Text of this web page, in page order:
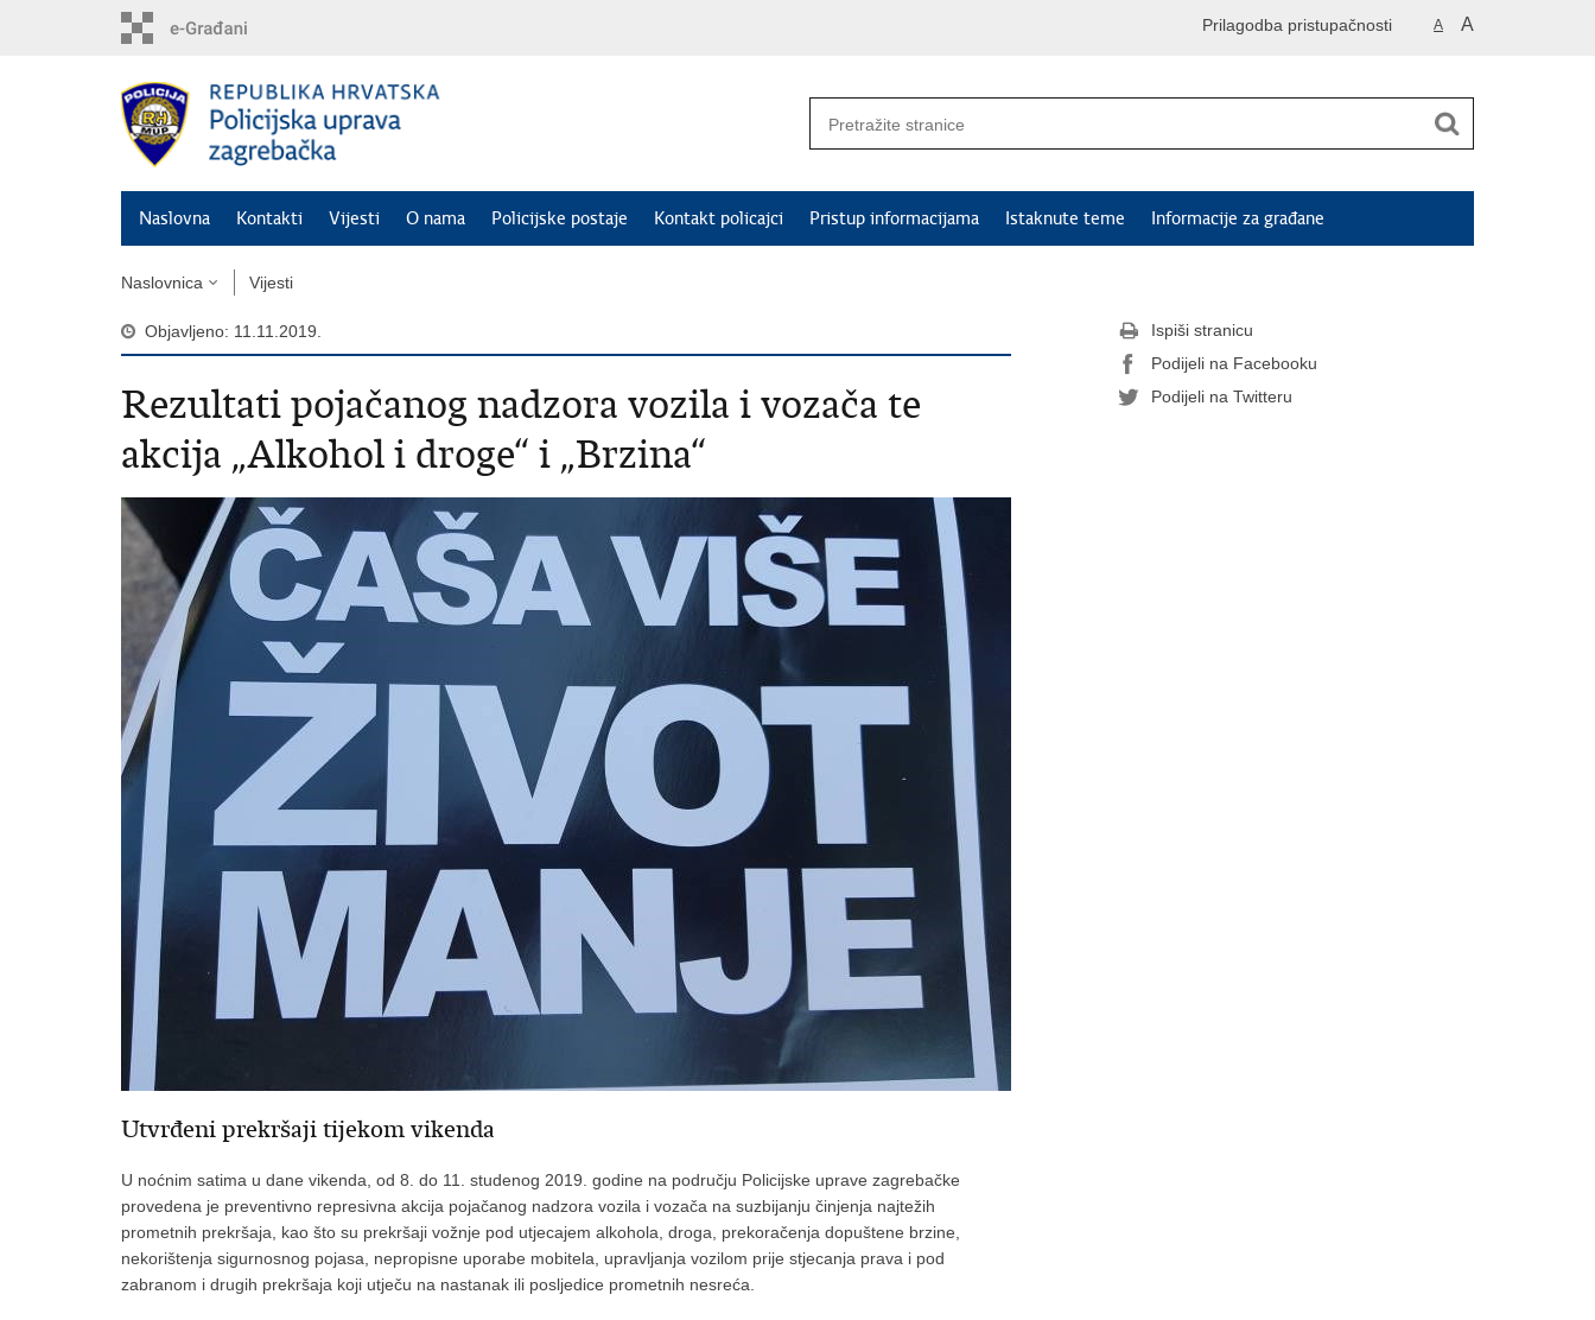
A A
Prilagodba pristupačnosti
Naslovna Kontakti Vijesti O nama Policijske postaje Kontakt policajci Pristup informacijama Istaknute teme Informacije za građane
Naslovnica Vijesti
Objavljeno: 11.11.2019.
Rezultati pojačanog nadzora vozila i vozača te
akcija „Alkohol i droge“ i „Brzina“
Utvrđeni prekršaji tijekom vikenda
U noćnim satima u dane vikenda, od 8. do 11. studenog 2019. godine na području Policijske uprave zagrebačke
provedena je preventivno represivna akcija pojačanog nadzora vozila i vozača na suzbijanju činjenja najtežih
prometnih prekršaja, kao što su prekršaji vožnje pod utjecajem alkohola, droga, prekoračenja dopuštene brzine,
nekorištenja sigurnosnog pojasa, nepropisne uporabe mobitela, upravljanja vozilom prije stjecanja prava i pod
zabranom i drugih prekršaja koji utječu na nastanak ili posljedice prometnih nesreća.
Ispiši stranicu
Podijeli na Facebooku
Podijeli na Twitteru